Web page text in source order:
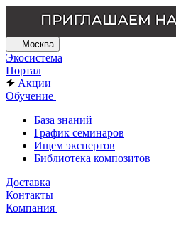
Москва
Экосистема
Портал
Акции
Обучение
База знаний
График семинаров
Ищем экспертов
Библиотека композитов
Доставка
Контакты
Компания